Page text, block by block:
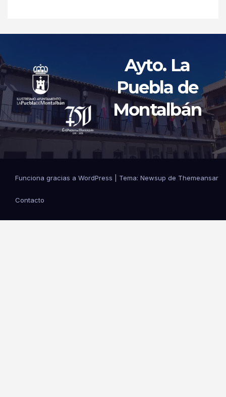
Ayto. La
Puebla de
Montalbán
Funciona gracias a WordPress Tema: Newsup de Themeansar
Contacto